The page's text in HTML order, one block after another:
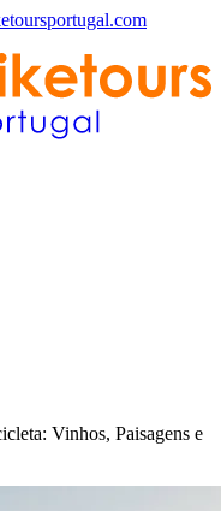
(3)
Vinhos, Paisagens e